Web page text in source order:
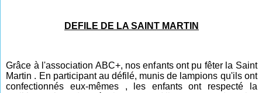
DEFILE DE LA SAINT MARTIN
Grâce à l'association ABC+, nos enfants ont pu fêter la Saint
Martin . En participant au défilé, munis de lampions qu'ils ont
confectionnés eux-mêmes , les enfants ont respecté la